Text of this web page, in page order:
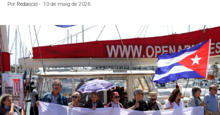
Por Redacció - 10 de maig de 2026